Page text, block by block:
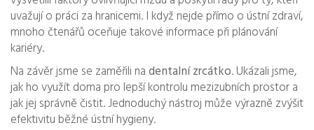
uvažují o práci za hranicemi. I když nejde přímo o ústní zdraví,
mnoho čtenářů oceňuje takové informace při plánování
kariéry.
Na závěr jsme se zaměřili nadentalní zrcátko. Ukázali jsme,
jak ho využít doma pro lepší kontrolu mezizubních prostor a
jak jej správně čistit. Jednoduchý nástroj může výrazně zvýšit
efektivitu běžné ústní hygieny.